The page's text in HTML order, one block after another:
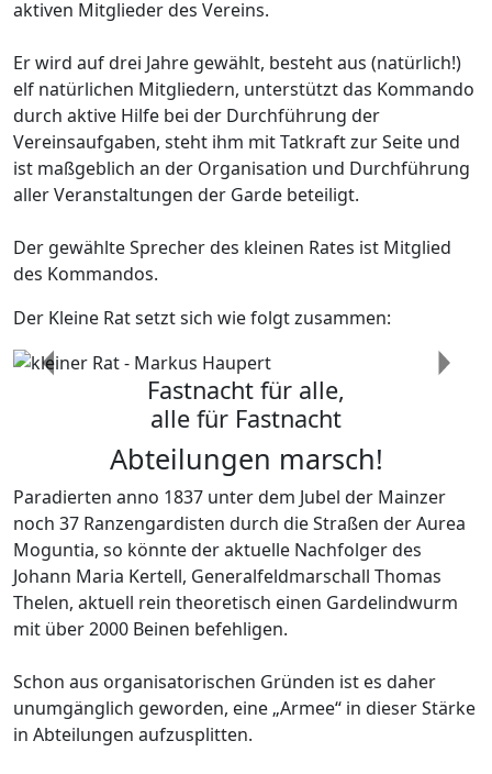
Generalfeldmarschall
Aufgaben & Besonderheiten
Närrischer Oberbefehlshaber der Mainzer Ranzengarde vom
01. Jan. bis Aschermittwoch
Aufgaben & Besonderheiten
kurioser Prinz Luis I. im 13x13. Jubeljahr 2006
Sprecherin der Ehrenoffiziere
seit 11/2021
Aufgaben & Besonderheiten
Prinz Carneval Johannes I. in der Jubelkampagne 2012
aktiven Mitglieder des Vereins.
Er wird auf drei Jahre gewählt, besteht aus (natürlich!)
elf natürlichen Mitgliedern, unterstützt das Kommando
durch aktive Hilfe bei der Durchführung der
Vereinsaufgaben, steht ihm mit Tatkraft zur Seite und
ist maßgeblich an der Organisation und Durchführung
aller Veranstaltungen der Garde beteiligt.
Der gewählte Sprecher des kleinen Rates ist Mitglied
des Kommandos.
Der Kleine Rat setzt sich wie folgt zusammen:
Sprecher des kleine Rats
Previous Next
Fastnacht für alle,
alle für Fastnacht
Abteilungen marsch!
Paradierten anno 1837 unter dem Jubel der Mainzer
noch 37 Ranzengardisten durch die Straßen der Aurea
Moguntia, so könnte der aktuelle Nachfolger des
Johann Maria Kertell, Generalfeldmarschall Thomas
Thelen, aktuell rein theoretisch einen Gardelindwurm
mit über 2000 Beinen befehligen.
Schon aus organisatorischen Gründen ist es daher
unumgänglich geworden, eine „Armee“ in dieser Stärke
in Abteilungen aufzusplitten.